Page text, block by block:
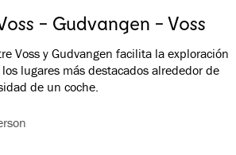
- Gudvangen - Voss
Voss y Gudvangen facilita la exploración
lugares más destacados alrededor de
de un coche.